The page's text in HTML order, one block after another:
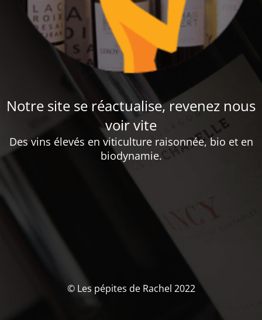
Notre site se réactualise, revenez nous
voir vite
Des vins élevés en viticulture raisonnée, bio et en
biodynamie.
© Les pépites de Rachel 2022